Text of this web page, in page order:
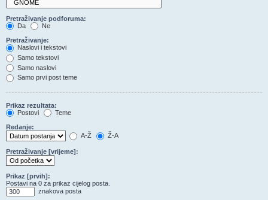
Pretraživanje podforuma:
Da
Ne
Pretraživanje:
Naslovi i tekstovi
Samo tekstovi
Samo naslovi
Samo prvi post teme
Prikaz rezultata:
Postovi
Teme
Redanje:
A-Ž
Ž-A
Pretraživanje [vrijeme]:
Prikaz [prvih]:
Postavi na 0 za prikaz cijelog posta.
znakova posta